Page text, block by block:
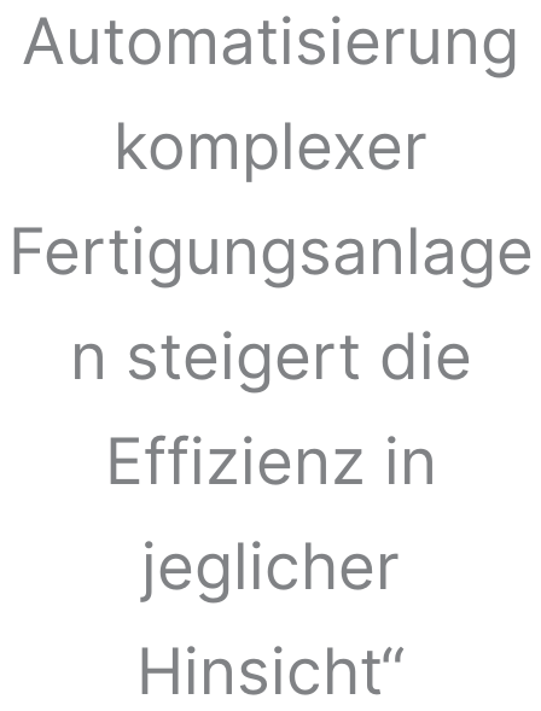
Automatisierung
komplexer
Fertigungsanlage
n steigert die
Effizienz in
jeglicher
Hinsicht“